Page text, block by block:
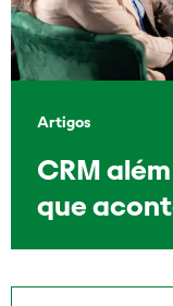
Artigos
CRM
que